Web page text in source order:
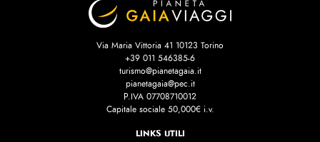
Via Maria Vittoria 41 10123 Torino
+39 011 546385-6
turismo@pianetagaia.it
pianetagaia@pec.it
P.IVA 07708710012
Capitale sociale 50,000€ i.v.
LINKS UTILI